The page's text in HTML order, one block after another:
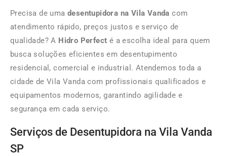
Precisa de uma desentupidora na Vila Vanda com
atendimento rápido, preços justos e serviço de
qualidade? A Hidro Perfect é a escolha ideal para quem
busca soluções eficientes em desentupimento
residencial, comercial e industrial. Atendemos toda a
cidade de Vila Vanda com profissionais qualificados e
equipamentos modernos, garantindo agilidade e
segurança em cada serviço.
Serviços de Desentupidora na Vila Vanda
SP